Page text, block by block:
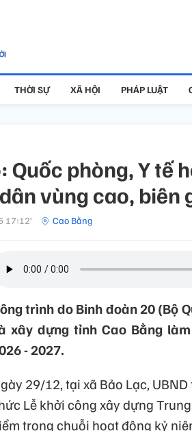
THỜI SỰ XÃ HỘI PHÁP LUẬT
Quốc phòng, Y tế
vùng cao, biên
17:12’ Cao Bằng
trình do Binh đoàn 20 (Bộ
xây dựng tỉnh Cao Bằng
- 2027.
29/12, tại xã Bảo Lạc,
Lễ khởi công xây dựng
trong chuỗi hoạt động kỷ